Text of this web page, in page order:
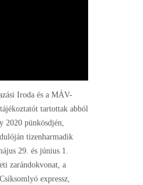
Iroda és a MÁV-
tartottak abból
2020 pünkösdjén,
tizenharmadik
29. és június 1.
zarándokvonat, a
expressz,